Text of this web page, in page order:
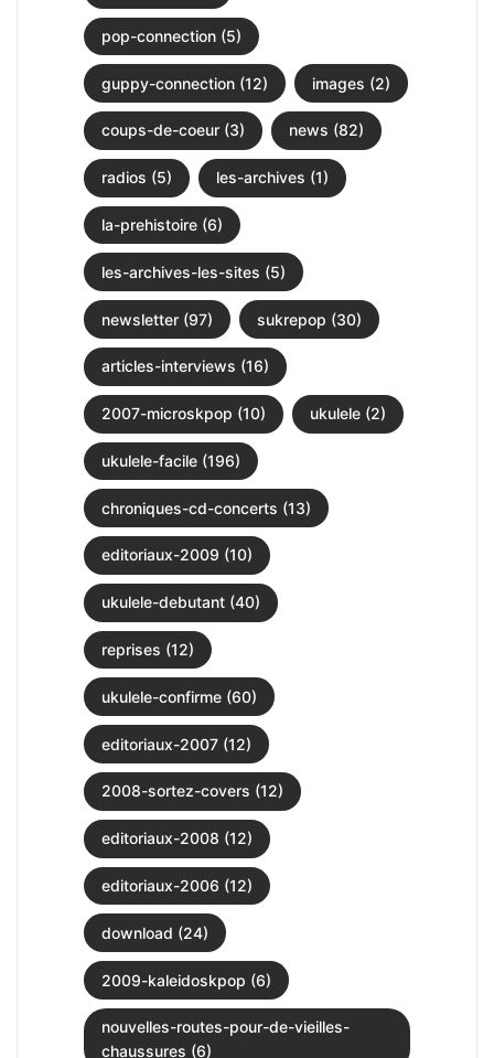
pop-connection (5)
guppy-connection (12) images (2)
coups-de-coeur (3) news (82)
radios (5) les-archives (1)
la-prehistoire (6)
les-archives-les-sites (5)
newsletter (97) sukrepop (30)
articles-interviews (16)
2007-microskpop (10) ukulele (2)
ukulele-facile (196)
chroniques-cd-concerts (13)
editoriaux-2009 (10)
ukulele-debutant (40)
reprises (12)
ukulele-confirme (60)
editoriaux-2007 (12)
2008-sortez-covers (12)
editoriaux-2008 (12)
editoriaux-2006 (12)
download (24)
2009-kaleidoskpop (6)
nouvelles-routes-pour-de-vieilles-
chaussures (6)